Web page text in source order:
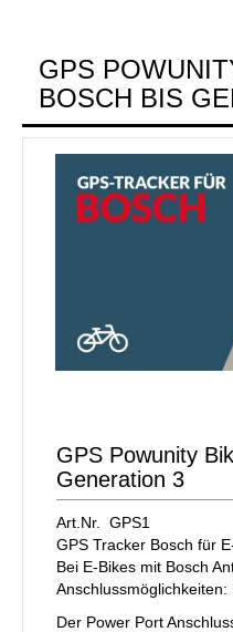
GPS
BOSCH BIS
GPS Powunity
Generation 3
Art.Nr. GPS1
GPS Tracker Bosch für
Bei E-Bikes mit Bosch
Anschlussmöglichkeiten:
Der Power Port